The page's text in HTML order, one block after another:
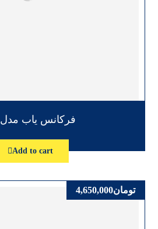
فرکانس یاب مدل K18
Add to cart
تومان4,650,000